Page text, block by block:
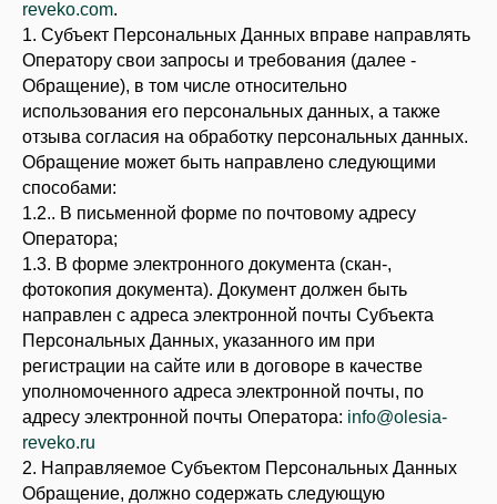
reveko.com.
1. Субъект Персональных Данных вправе направлять
Оператору свои запросы и требования (далее -
Обращение), в том числе относительно
использования его персональных данных, а также
отзыва согласия на обработку персональных данных.
Обращение может быть направлено следующими
способами:
1.2.. В письменной форме по почтовому адресу
Оператора;
1.3. В форме электронного документа (скан-,
фотокопия документа). Документ должен быть
направлен с адреса электронной почты Субъекта
Персональных Данных, указанного им при
регистрации на сайте или в договоре в качестве
уполномоченного адреса электронной почты, по
адресу электронной почты Оператора: info@olesia-
reveko.ru
2. Направляемое Субъектом Персональных Данных
Обращение, должно содержать следующую